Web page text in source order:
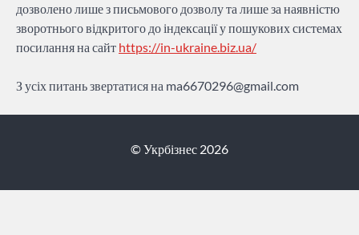
дозволено лише з письмового дозволу та лише за наявністю
зворотнього відкритого до індексації у пошукових системах
посилання на сайт https://in-ukraine.biz.ua/
З усіх питань звертатися на ma6670296@gmail.com
© Укрбізнес 2026